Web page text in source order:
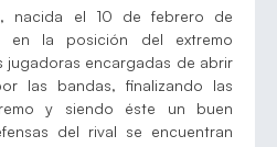
nacida el 10 de febrero de
en la posición del extremo
jugadoras encargadas de abrir
las bandas, finalizando las
y siendo éste un buen
del rival se encuentran